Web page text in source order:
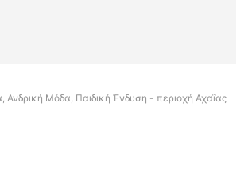
Ανδρική Μόδα, Παιδική Ένδυση - περιοχή Αχαΐας